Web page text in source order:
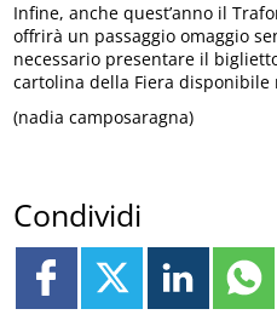
Infine, anche quest’anno il
offrirà un passaggio omaggio
necessario presentare il
cartolina della Fiera
(nadia camposaragna)
Condividi